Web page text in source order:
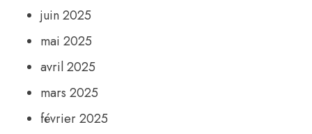
juin 2025
mai 2025
avril 2025
mars 2025
février 2025